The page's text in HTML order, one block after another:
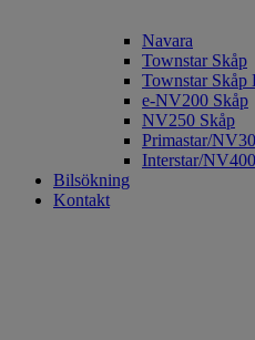
Navara
Townstar Skåp
Townstar Skåp
e-NV200 Skåp
NV250 Skåp
Primastar/
Interstar/
Bilsökning
Kontakt